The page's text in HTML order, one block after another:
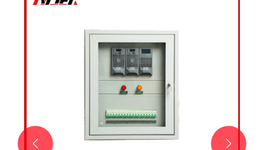
αδιάλειπτης τροφοδοσίας (UPS);
Δείτε περισσότερα >>
 